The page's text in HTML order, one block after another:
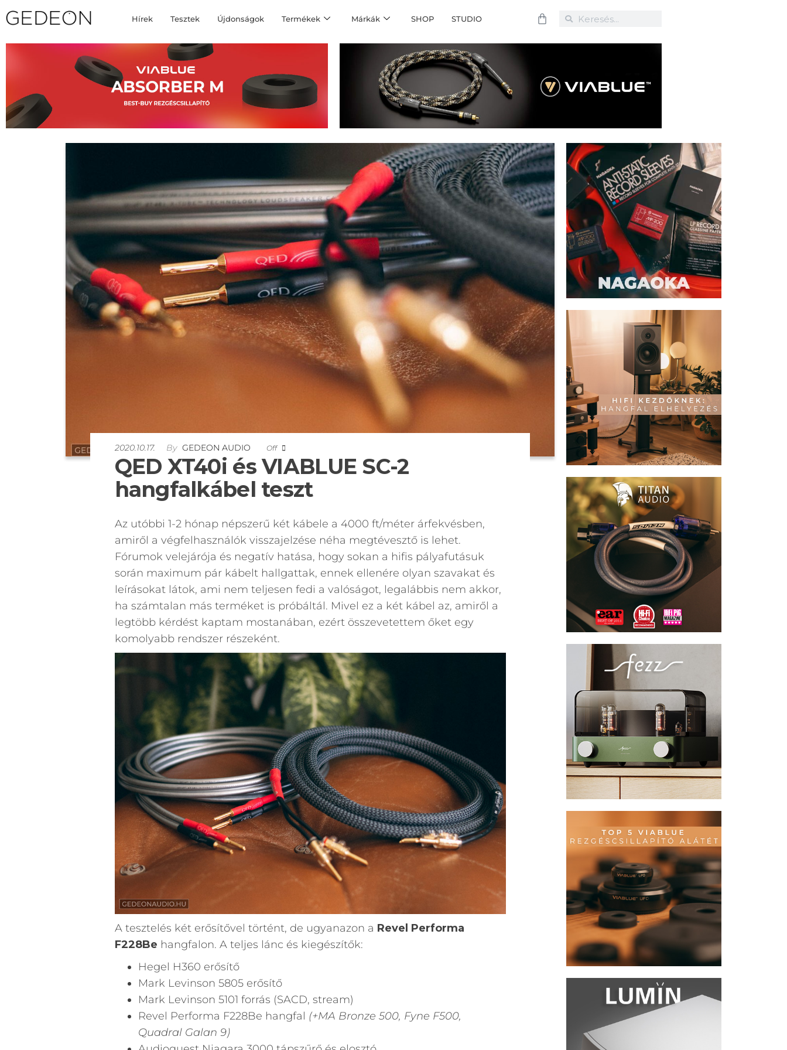
Hírek Tesztek Újdonságok Termékek Márkák SHOP STUDIO
2020.10.17. By GEDEON AUDIO Off
QED XT40i és VIABLUE SC-2
hangfalkábel teszt
Az utóbbi 1-2 hónap népszerű két kábele a 4000 ft/méter árfekvésben,
amiről a végfelhasználók visszajelzése néha megtévesztő is lehet.
Fórumok velejárója és negatív hatása, hogy sokan a hifis pályafutásuk
során maximum pár kábelt hallgattak, ennek ellenére olyan szavakat és
leírásokat látok, ami nem teljesen fedi a valóságot, legalábbis nem akkor,
ha számtalan más terméket is próbáltál. Mivel ez a két kábel az, amiről a
legtöbb kérdést kaptam mostanában, ezért összevetettem őket egy
komolyabb rendszer részeként.
A tesztelés két erősítővel történt, de ugyanazon a Revel Performa
F228Be hangfalon. A teljes lánc és kiegészítők:
Hegel H360 erősítő
Mark Levinson 5805 erősítő
Mark Levinson 5101 forrás (SACD, stream)
Revel Performa F228Be hangfal (+MA Bronze 500, Fyne F500,
Quadral Galan 9)